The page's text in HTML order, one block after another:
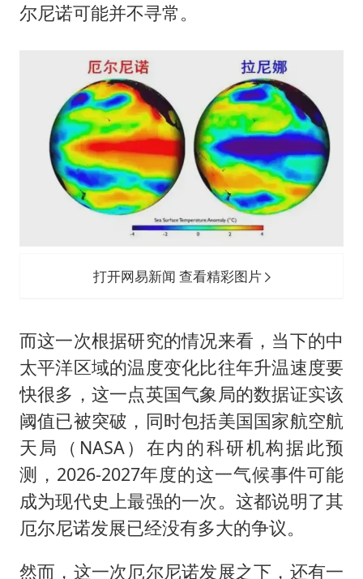
尔尼诺可能并不寻常。
打开网易新闻 查看精彩图片
而这一次根据研究的情况来看，当下的中
太平洋区域的温度变化比往年升温速度要
快很多，这一点英国气象局的数据证实该
阈值已被突破，同时包括美国国家航空航
天局（NASA）在内的科研机构据此预
测，2026-2027年度的这一气候事件可能
成为现代史上最强的一次。这都说明了其
厄尔尼诺发展已经没有多大的争议。
然而，这一次厄尔尼诺发展之下，还有一